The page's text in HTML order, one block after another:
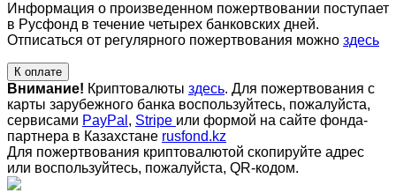
Информация о произведенном пожертвовании поступает
в Русфонд в течение четырех банковских дней.
Отписаться от регулярного пожертвования можно здесь
К оплате
Внимание! Криптовалюты здесь. Для пожертвования с
карты зарубежного банка воспользуйтесь, пожалуйста,
сервисами PayPal , Stripe или формой на сайте фонда-
партнера в Казахстане rusfond.kz
Для пожертвования криптовалютой скопируйте адрес
или воспользуйтесь, пожалуйста, QR-кодом.